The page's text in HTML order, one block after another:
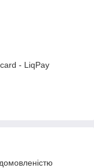
- LiqPay